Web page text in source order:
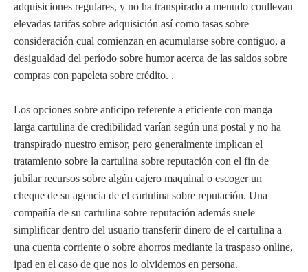
adquisiciones regulares, y no ha transpirado a menudo conllevan
elevadas tarifas sobre adquisición así­ como tasas sobre
consideración cual comienzan en acumularse sobre contiguo, a
desigualdad del período sobre humor acerca de las saldos sobre
compras con papeleta sobre crédito. .
Los opciones sobre anticipo referente a eficiente con manga
larga cartulina de credibilidad varían según una postal y no ha
transpirado nuestro emisor, pero generalmente implican el
tratamiento sobre la cartulina sobre reputación con el fin de
jubilar recursos sobre algún cajero maquinal o escoger un
cheque de su agencia de el cartulina sobre reputación. Una
compañía de su cartulina sobre reputación además suele
simplificar dentro del usuario transferir dinero de el cartulina a
una cuenta corriente o sobre ahorros mediante la traspaso online,
ipad en el caso de que nos lo olvidemos en persona.